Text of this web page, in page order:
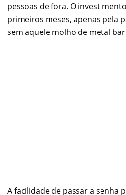
pessoas de fora. O
primeiros meses, apenas pela
sem aquele molho de metal
A facilidade de passar a senha